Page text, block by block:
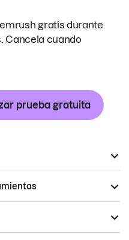
gratis durante
Cancela cuando
prueba gratuita